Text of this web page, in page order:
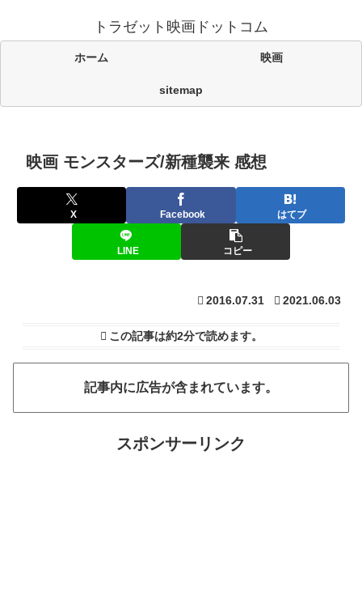
トラゼット映画ドットコム
ホーム 映画
sitemap
映画 モンスターズ/新種襲来 感想
X Facebook はてブ
LINE コピー
2016.07.31 2021.06.03
この記事は約2分で読めます。
記事内に広告が含まれています。
スポンサーリンク